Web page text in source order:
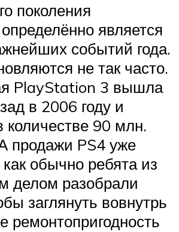
поколения
является
событий года.
не так часто.
PlayStation 3 вышла
в 2006 году и
количестве 90 млн.
продажи PS4 уже
обычно ребята из
делом разобрали
заглянуть вовнутрь
ремонтопригодность